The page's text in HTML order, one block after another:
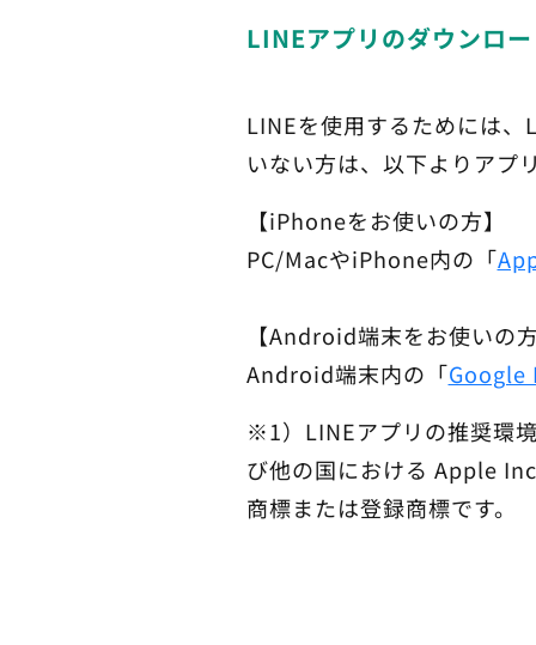
LINEアプリのダウンロ
LINEを使用するためには
いない方は、以下よりアプ
【iPhoneをお使いの方】
PC/MacやiPhone内の「
【Android端末をお使いの
Android端末内の「Google
※1）LINEアプリの推奨環
び他の国における Apple
商標または登録商標です。